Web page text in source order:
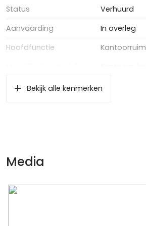
Status
Verhuurd
Aanvaarding
In overleg
Hoofdfunctie
Soort bouw
Bestaande
Energielabel
Bekijk alle kenmerken
Media